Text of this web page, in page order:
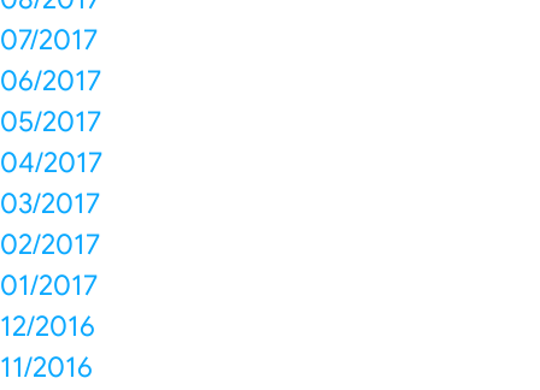
07/2017
06/2017
05/2017
04/2017
03/2017
02/2017
01/2017
12/2016
11/2016